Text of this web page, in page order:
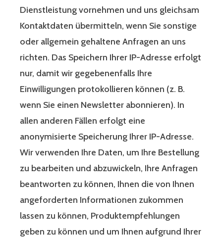
Dienstleistung vornehmen und uns gleichsam
Kontaktdaten übermitteln, wenn Sie sonstige
oder allgemein gehaltene Anfragen an uns
richten. Das Speichern Ihrer IP-Adresse erfolgt
nur, damit wir gegebenenfalls Ihre
Einwilligungen protokollieren können (z. B.
wenn Sie einen Newsletter abonnieren). In
allen anderen Fällen erfolgt eine
anonymisierte Speicherung Ihrer IP-Adresse.
Wir verwenden Ihre Daten, um Ihre Bestellung
zu bearbeiten und abzuwickeln, Ihre Anfragen
beantworten zu können, Ihnen die von Ihnen
angeforderten Informationen zukommen
lassen zu können, Produktempfehlungen
geben zu können und um Ihnen aufgrund Ihrer